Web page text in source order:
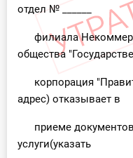
отдел № ______
филиала
общества
корпорация
адрес) отказывает в
приеме документов
услуги(указать